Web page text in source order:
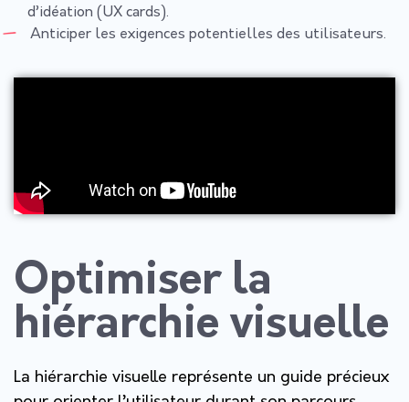
d’idéation (UX cards).
Anticiper les exigences potentielles des utilisateurs.
Optimiser la
hiérarchie visuelle
La hiérarchie visuelle représente un guide précieux